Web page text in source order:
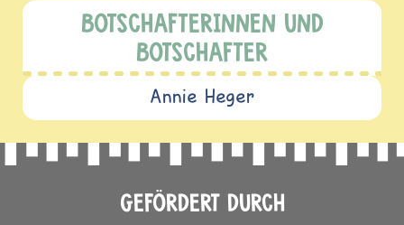
BOTSCHAFTERINNEN UND
BOTSCHAFTER
Annie Heger
GEFÖRDERT DURCH